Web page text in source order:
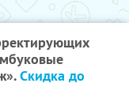
Скидка до